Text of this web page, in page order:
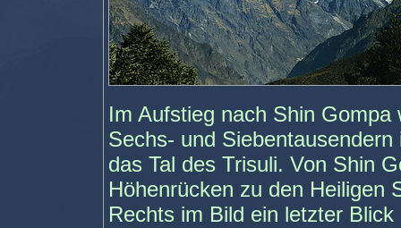
Im Aufstieg nach Shin
Sechs- und
das Tal des Trisuli. Von Shin
Höhenrücken zu den Heiligen
Rechts im Bild ein letzter